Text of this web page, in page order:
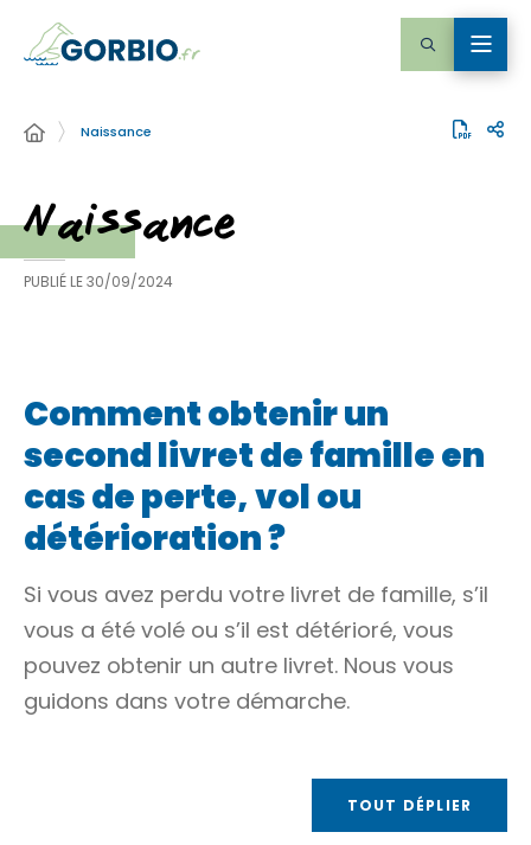
Naissance
Naissance
PUBLIÉ LE30/09/2024
Comment obtenir un
second livret de famille en
cas de perte, vol ou
détérioration ?
Si vous avez perdu votre livret de famille, s’il
vous a été volé ou s’il est détérioré, vous
pouvez obtenir un autre livret. Nous vous
guidons dans votre démarche.
TOUT DÉPLIER